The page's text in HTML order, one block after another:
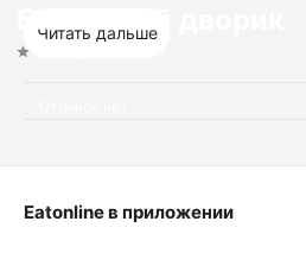
Бакинский дворик
Читать дальше
Eatonline в приложении